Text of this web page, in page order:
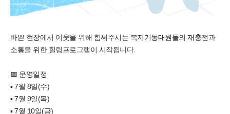
바쁜 현장에서 이웃을 위해 힘써주시는 복지기동대원들의 재충전과
소통을 위한 힐링프로그램이 시작됩니다.
📅 운영일정
▪ 7월 8일(수)
▪ 7월 9일(목)
▪ 7월 10일(금)